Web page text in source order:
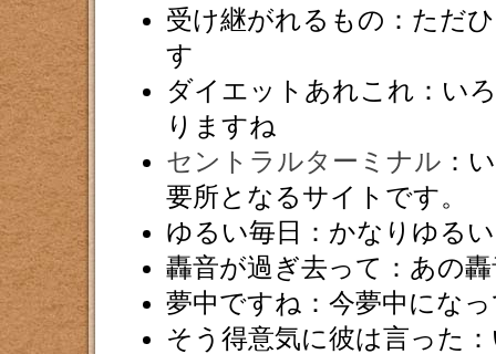
受け継がれるもの：ただ
す
ダイエットあれこれ：い
りますね
セントラルターミナル ：
要所となるサイトです。
ゆるい毎日：かなりゆる
轟音が過ぎ去って：あの
夢中ですね：今夢中にな
そう得意気に彼は言った